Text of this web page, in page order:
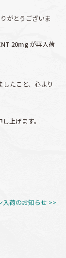
がとうございま
20mg が再入荷
たこと、心より
上げます。
入荷のお知らせ >>